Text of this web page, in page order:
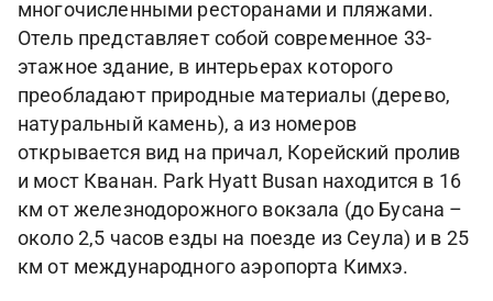
многочисленными ресторанами и пляжами.
Отель представляет собой современное 33-
этажное здание, в интерьерах которого
преобладают природные материалы (дерево,
натуральный камень), а из номеров
открывается вид на причал, Корейский пролив
и мост Кванан. Park Hyatt Busan находится в 16
км от железнодорожного вокзала (до Бусана –
около 2,5 часов езды на поезде из Сеула) и в 25
км от международного аэропорта Кимхэ.